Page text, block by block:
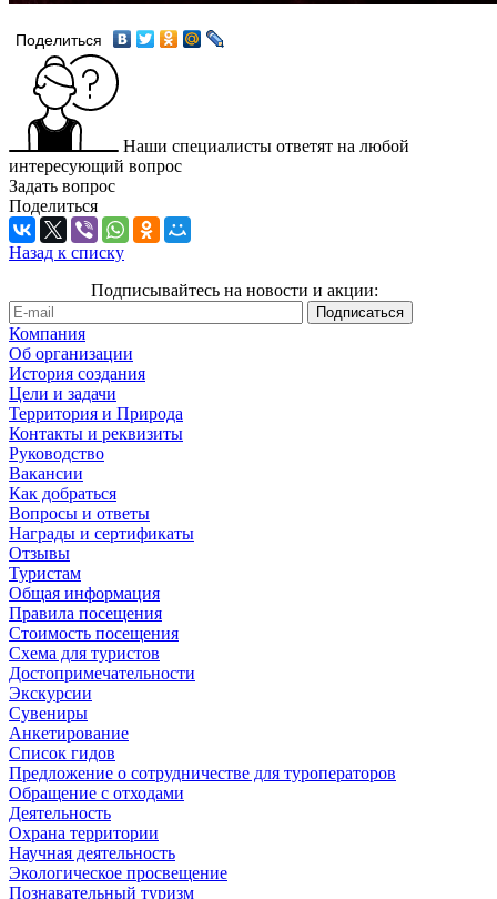
Поделиться
Наши специалисты ответят на любой
интересующий вопрос
Задать вопрос
Поделиться
Назад к списку
Подписывайтесь на новости и акции:
Компания
Об организации
История создания
Цели и задачи
Территория и Природа
Контакты и реквизиты
Руководство
Вакансии
Как добраться
Вопросы и ответы
Награды и сертификаты
Отзывы
Туристам
Общая информация
Правила посещения
Стоимость посещения
Схема для туристов
Достопримечательности
Экскурсии
Сувениры
Анкетирование
Список гидов
Предложение о сотрудничестве для туроператоров
Обращение с отходами
Деятельность
Охрана территории
Научная деятельность
Экологическое просвещение
Познавательный туризм